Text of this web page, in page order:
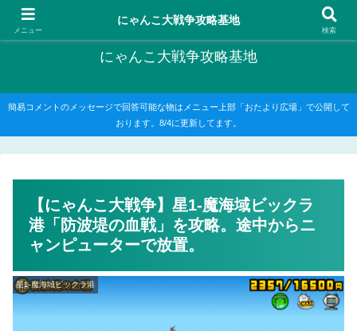
にゃんこ大戦争の攻略がメインですが、他のゲームの記事もたまに書いてます
にゃんこ大戦争攻略基地
簡易コメントのメッセージで回答可能な物はメニュー上部「おたより広場」で公開して
おります。8/4に更新してます。
【にゃんこ大戦争】星1-魔海域ビックラ
港「防波堤の血戦」を攻略。途中からニ
ャンピューターで放置。
星1-魔海域ビックラ港
メニュー
にゃんこ大戦争攻略基地
検索